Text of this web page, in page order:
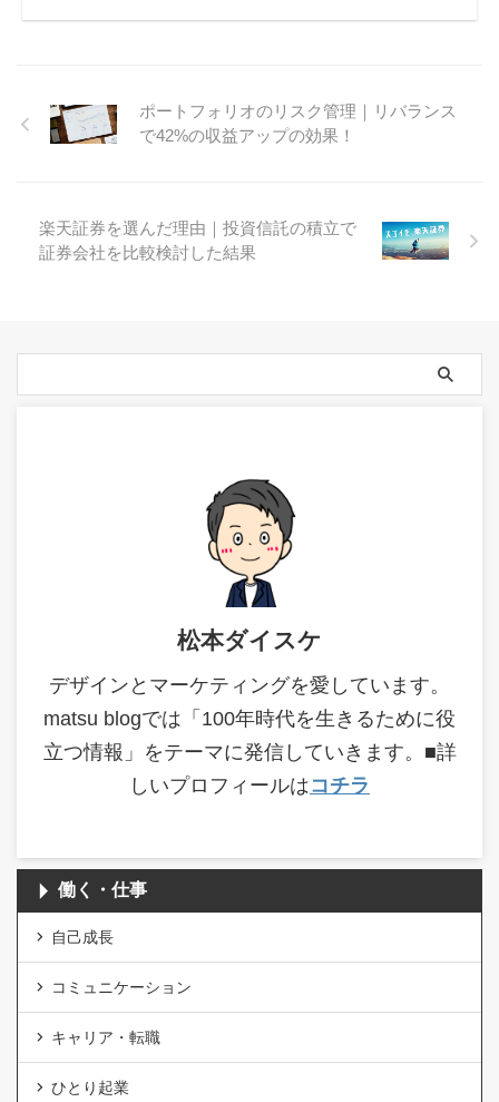
ポートフォリオのリスク管理｜リバランス
で42%の収益アップの効果！
楽天証券を選んだ理由｜投資信託の積立で
証券会社を比較検討した結果
松本ダイスケ
デザインとマーケティングを愛しています。
matsu blogでは「100年時代を生きるために役
立つ情報」をテーマに発信していきます。■詳
しいプロフィールはコチラ
働く・仕事
自己成長
コミュニケーション
キャリア・転職
ひとり起業